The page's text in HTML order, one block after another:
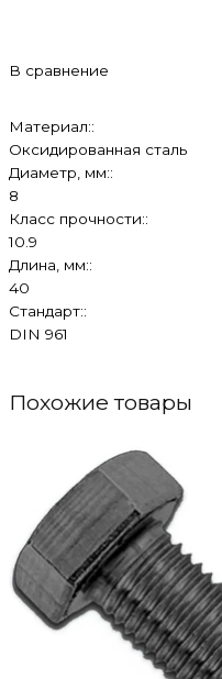
В сравнение
Материал::
Оксидированная сталь
Диаметр, мм::
8
Класс прочности::
10.9
Длина, мм::
40
Стандарт::
DIN 961
Похожие товары